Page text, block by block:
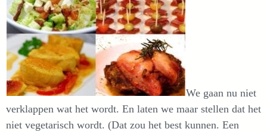
We gaan nu niet
verklappen wat het wordt. En laten we maar stellen dat het
niet vegetarisch wordt. (Dat zou het best kunnen. Een